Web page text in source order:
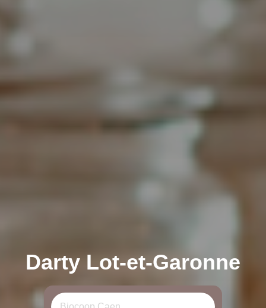
Darty Lot-et-Garonne